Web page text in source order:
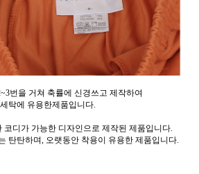
번을 거쳐 축률에 신경쓰고 제작하여
탁에 유용한제품입니다.
코디가 가능한 디자인으로 제작된 제품입니다.
탄탄하며, 오랫동안 착용이 유용한 제품입니다.